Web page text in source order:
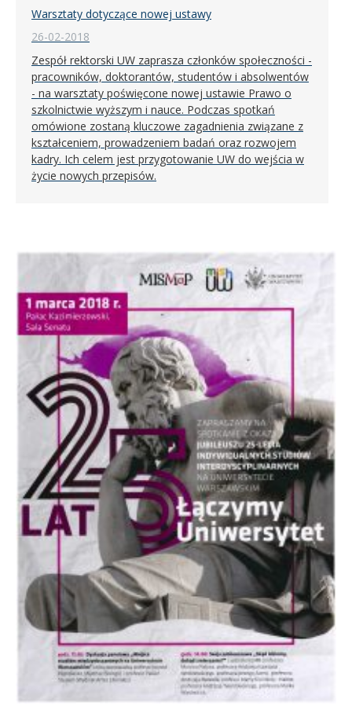
Warsztaty dotyczące nowej ustawy
26-02-2018
Zespół rektorski UW zaprasza członków społeczności -
pracowników, doktorantów, studentów i absolwentów
- na warsztaty poświęcone nowej ustawie Prawo o
szkolnictwie wyższym i nauce. Podczas spotkań
omówione zostaną kluczowe zagadnienia związane z
kształceniem, prowadzeniem badań oraz rozwojem
kadry. Ich celem jest przygotowanie UW do wejścia w
życie nowych przepisów.